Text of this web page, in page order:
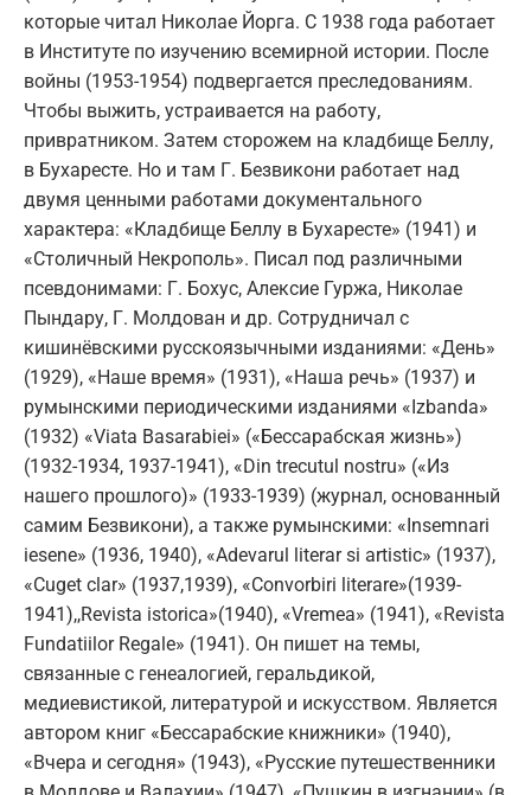
которые читал Николае Йорга. С 1938 года работает
в Институте по изучению всемирной истории. После
войны (1953-1954) подвергается преследованиям.
Чтобы выжить, устраивается на работу,
привратником. Затем сторожем на кладбище Беллу,
в Бухаресте. Но и там Г. Безвикони работает над
двумя ценными работами документального
характера: «Кладбище Беллу в Бухаресте» (1941) и
«Столичный Некрополь». Писал под различными
псевдонимами: Г. Бохус, Алексие Гуржа, Николае
Пындару, Г. Молдован и др. Сотрудничал с
кишинёвскими русскоязычными изданиями: «День»
(1929), «Наше время» (1931), «Наша речь» (1937) и
румынскими периодическими изданиями «Izbanda»
(1932) «Viata Basarabiei» («Бессарабская жизнь»)
(1932-1934, 1937-1941), «Din trecutul nostru» («Из
нашего прошлого)» (1933-1939) (журнал, основанный
самим Безвикони), а также румынскими: «Insemnari
iesene» (1936, 1940), «Adevarul literar si artistic» (1937),
«Cuget clar» (1937,1939), «Convorbiri literare»(1939-
1941),,Revista istorica»(1940), «Vremea» (1941), «Revista
Fundatiilor Regale» (1941). Он пишет на темы,
связанные с генеалогией, геральдикой,
медиевистикой, литературой и искусством. Является
автором книг «Бессарабские книжники» (1940),
«Вчера и сегодня» (1943), «Русские путешественники